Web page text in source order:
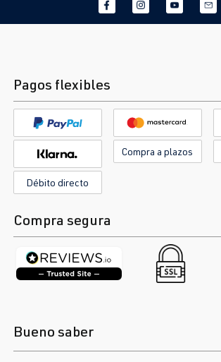
Pagos flexibles
Compra a plazos
Débito directo
Compra segura
Bueno saber